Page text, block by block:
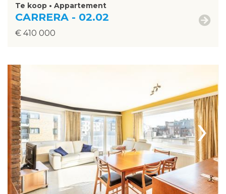
Te koop • Appartement
CARRERA - 02.02
€ 410 000
›